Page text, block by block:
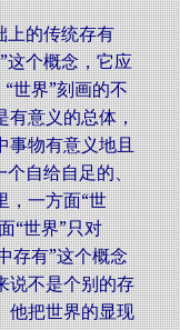
上的传统存有
这个概念，它应
世界”刻画的不
有意义的总体，
事物有意义地且
个自给自足的、
，一方面“世
“世界”只对
存有”这个概念
说不是个别的存
他把世界的显现